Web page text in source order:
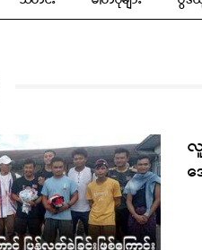
လူ
ဒ